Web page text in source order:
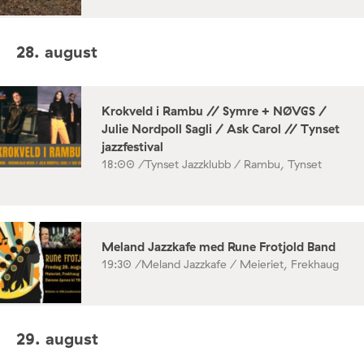
28. august
Krokveld i Rambu // Symre + NØVGS /
Julie Nordpoll Sagli / Ask Carol // Tynset
jazzfestival
18:00 /Tynset Jazzklubb / Rambu, Tynset
Meland Jazzkafe med Rune Frotjold Band
19:30 /Meland Jazzkafe / Meieriet, Frekhaug
29. august